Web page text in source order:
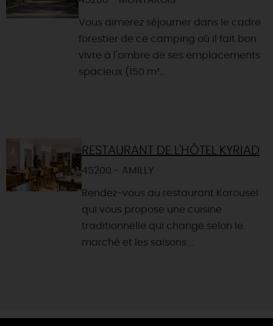
Vous aimerez séjourner dans le cadre
forestier de ce camping où il fait bon
vivre à l'ombre de ses emplacements
spacieux (150 m²...
RESTAURANT DE L'HÔTEL KYRIAD
45200 - AMILLY
Rendez-vous au restaurant Karousel
qui vous propose une cuisine
traditionnelle qui change selon le
marché et les saisons....